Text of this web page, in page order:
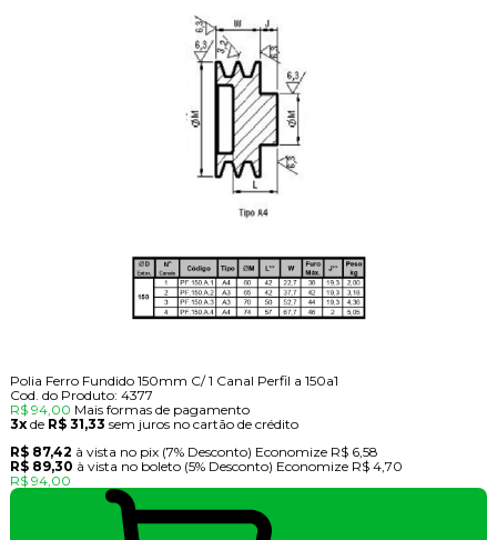
Polia Ferro Fundido 150mm C/ 1 Canal Perfil a 150a1
Cod. do Produto: 4377
R$ 94,00 Mais formas de pagamento
3xde R$ 31,33 sem juros no cartão de crédito
R$ 87,42 à vista no pix (7% Desconto) Economize R$ 6,58
R$ 89,30 à vista no boleto (5% Desconto) Economize R$ 4,70
R$ 94,00